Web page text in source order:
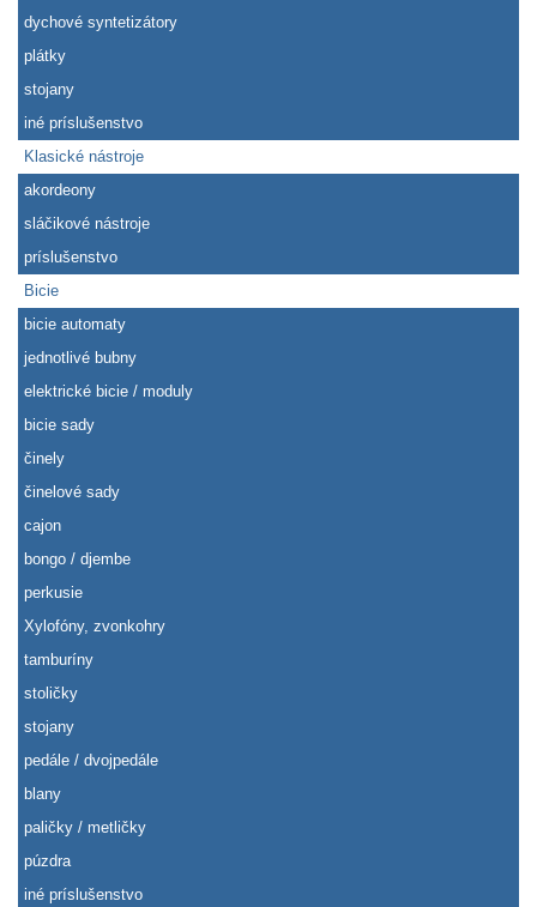
dychové syntetizátory
plátky
stojany
iné príslušenstvo
Klasické nástroje
akordeony
sláčikové nástroje
príslušenstvo
Bicie
bicie automaty
jednotlivé bubny
elektrické bicie / moduly
bicie sady
činely
činelové sady
cajon
bongo / djembe
perkusie
Xylofóny, zvonkohry
tamburíny
stoličky
stojany
pedále / dvojpedále
blany
paličky / metličky
púzdra
iné príslušenstvo